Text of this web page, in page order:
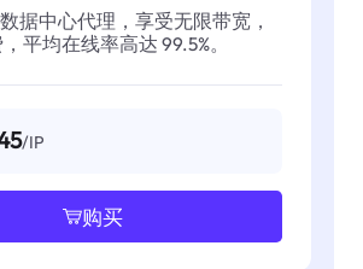
据中心代理，享受无限带宽，
平均在线率高达 99.5%。
/IP
购买